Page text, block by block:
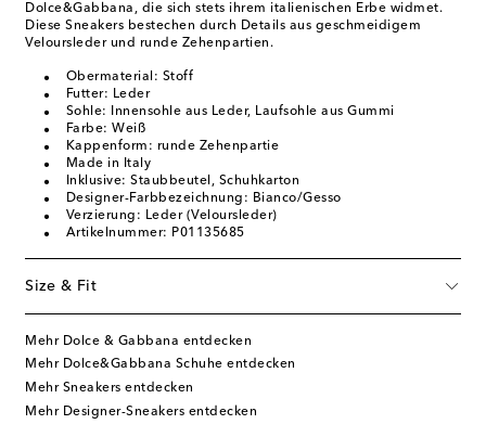
Dolce&Gabbana, die sich stets ihrem italienischen Erbe widmet.
Diese Sneakers bestechen durch Details aus geschmeidigem
Veloursleder und runde Zehenpartien.
Obermaterial: Stoff
Futter: Leder
Sohle: Innensohle aus Leder, Laufsohle aus Gummi
Farbe: Weiß
Kappenform: runde Zehenpartie
Made in Italy
Inklusive: Staubbeutel, Schuhkarton
Designer-Farbbezeichnung: Bianco/Gesso
Verzierung: Leder (Veloursleder)
Artikelnummer: P01135685
Size & Fit
Mehr Dolce & Gabbana entdecken
Mehr Dolce&Gabbana Schuhe entdecken
Mehr Sneakers entdecken
Mehr Designer-Sneakers entdecken